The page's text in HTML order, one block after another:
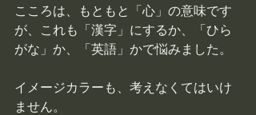
こころは、もともと「心」の意味です
が、これも「漢字」にするか、「ひら
がな」か、「英語」かで悩みました。
イメージカラーも、考えなくてはいけ
ません。